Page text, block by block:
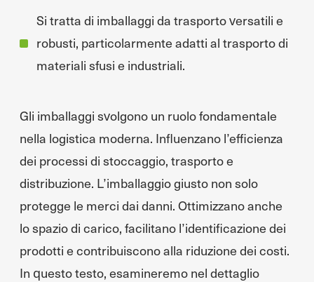
Si tratta di imballaggi da trasporto versatili e
robusti, particolarmente adatti al trasporto di
materiali sfusi e industriali.
Gli imballaggi svolgono un ruolo fondamentale
nella logistica moderna. Influenzano l’efficienza
dei processi di stoccaggio, trasporto e
distribuzione. L’imballaggio giusto non solo
protegge le merci dai danni. Ottimizzano anche
lo spazio di carico, facilitano l’identificazione dei
prodotti e contribuiscono alla riduzione dei costi.
In questo testo, esamineremo nel dettaglio